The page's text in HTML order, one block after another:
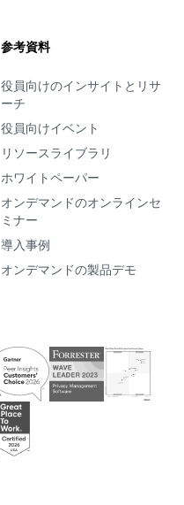
参考資料
役員向けのインサイトとリサ
ーチ
役員向けイベント
リソースライブラリ
ホワイトペーパー
オンデマンドのオンラインセ
ミナー
導入事例
オンデマンドの製品デモ